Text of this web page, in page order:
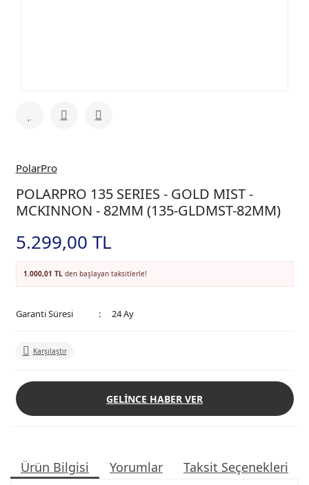
PolarPro
POLARPRO 135 SERIES - GOLD MIST -
MCKINNON - 82MM (135-GLDMST-82MM)
5.299,00 TL
1.000,01 TLden başlayan taksitlerle!
Garanti Süresi 24 Ay
Karşılaştır
GELİNCE HABER VER
Ürün Bilgisi Yorumlar Taksit Seçenekleri